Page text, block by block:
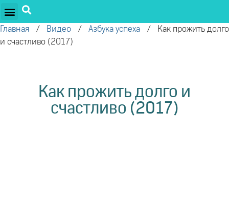
Главная / Видео / Азбука успеха /
Как прожить долго
и счастливо (2017)
Как прожить долго и
счастливо (2017)